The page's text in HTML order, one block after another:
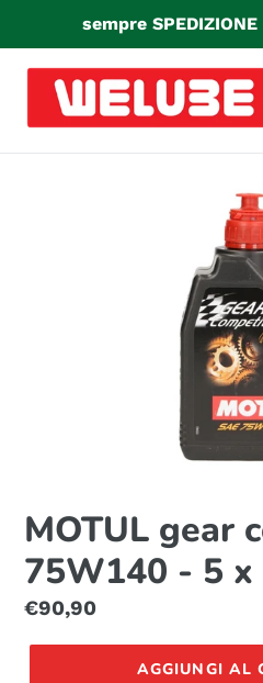
direttamente
contenuti
sempre
MOTUL gear
75W140 - 5
Prezzo
di
€90,90
AGGIUNGI AL